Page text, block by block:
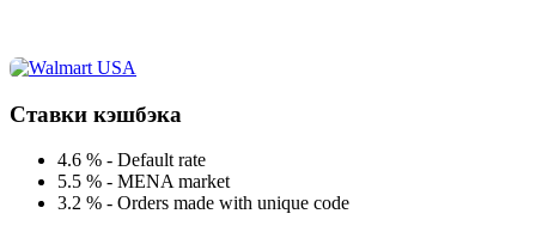
Ставки кэшбэка
4.6 % - Default rate
5.5 % - MENA market
3.2 % - Orders made with unique code